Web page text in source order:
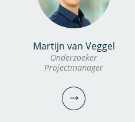
bekijk profiel
dr. Inge van Driezum
Martijn van Veggel
Onderzoeker
Projectmanager